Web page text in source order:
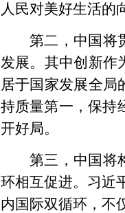
人民对美好生活的
第二， 中国将
发展。其中创新作
居于国家发展全局
持质量第一，保持
开好局。
第三， 中国将
环相互促进。习近
内国际双循环，不